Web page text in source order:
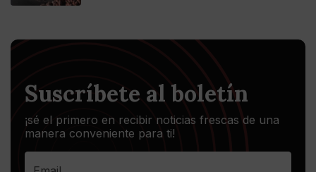
Suscríbete al boletín
¡sé el primero en recibir noticias frescas de una
manera conveniente para ti!